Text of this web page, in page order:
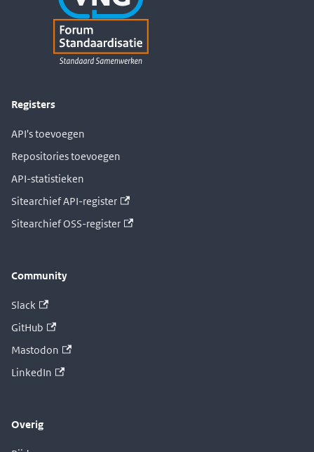
Registers
API's toevoegen
Repositories toevoegen
API-statistieken
Sitearchief API-register
Sitearchief OSS-register
Community
Slack
GitHub
Mastodon
LinkedIn
Overig